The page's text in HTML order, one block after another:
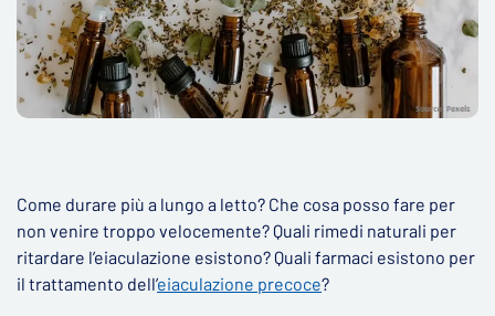
Come durare più a lungo a letto? Che cosa posso fare per
non venire troppo velocemente? Quali rimedi naturali per
ritardare l’eiaculazione esistono? Quali farmaci esistono per
il trattamento dell’eiaculazione precoce?